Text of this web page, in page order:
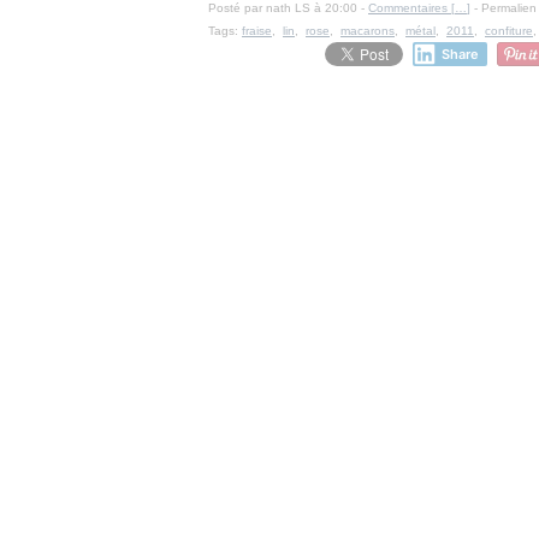
Posté par nath LS à 20:00 - Commentaires [ ] - Permalien
Tags: fraise lin rose macarons métal 2011 confiture
Share